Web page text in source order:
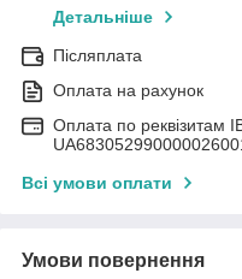
Детальніше
Післяплата
Оплата на рахунок
Оплата по реквізитам
Всі умови оплати
Умови повернення